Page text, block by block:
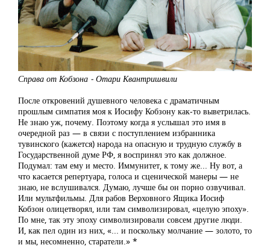
Справа от Кобзона - Отари Квантришвили
После откровений душевного человека с драматичным
прошлым симпатия моя к Иосифу Кобзону как-то выветрилась.
Не знаю уж, почему. Поэтому когда я услышал это имя в
очередной раз — в связи с поступлением избранника
тувинского (кажется) народа на опасную и трудную службу в
Государственной думе РФ, я воспринял это как должное.
Подумал: там ему и место. Иммунитет, к тому же... Ну вот, а
что касается репертуара, голоса и сценической манеры — не
знаю, не вслушивался. Думаю, лучше бы он порно озвучивал.
Или мультфильмы. Для рабов Верховного Ящика Иосиф
Кобзон олицетворял, или там символизировал, «целую эпоху».
По мне, так эту эпоху символизировали совсем другие люди.
И, как пел один из них, «... и поскольку молчание — золото, то
и мы, несомненно, старатели.» *